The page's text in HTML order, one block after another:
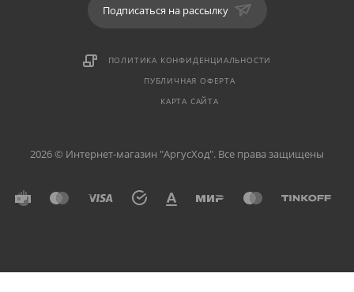
Подписаться на рассылку
ПОЛИТИКА КОНФИДЕНЦИАЛЬНОСТИ
ПУБЛИЧНАЯ ОФЕРТА
КАРТА САЙТА
2026 © Интернет-магазин "АргусХод". Все права защищены